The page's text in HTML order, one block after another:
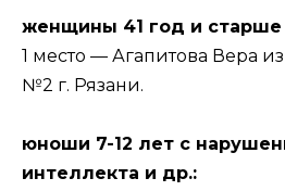
женщины 41 год и
1 место — Агапитова Вера
№2 г. Рязани.
юноши 7-12 лет с
интеллекта и др.: